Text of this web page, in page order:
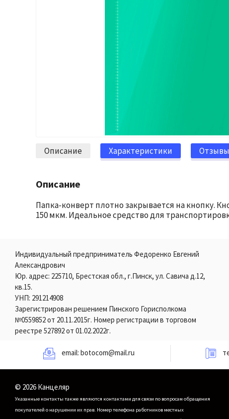
Описание Характеристики Отзывы
Описание
Папка-конверт плотно закрывается на кнопку.
150 мкм. Идеальное средство для
Индивидуальный предприниматель Федоренко Евгений
Александрович
Юр. адрес: 225710, Брестская обл., г.Пинск, ул. Савича д.12,
кв.15.
УНП: 291214908
Зарегистрирован решением Пинского Горисполкома
№0559852 от 20.11.2015г. Номер регистрации в торговом
реестре 527892 от 01.02.2022г.
email: botocom@mail.ru
© 2026 Канцеляр
Указанные контакты также являются контактами для связи по вопросам обращения
покупателей о нарушении их прав. Номер телефона работников местных